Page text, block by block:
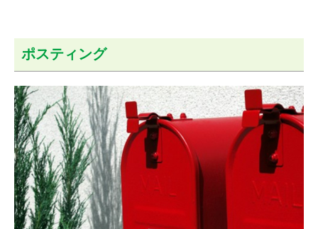
ポスティング